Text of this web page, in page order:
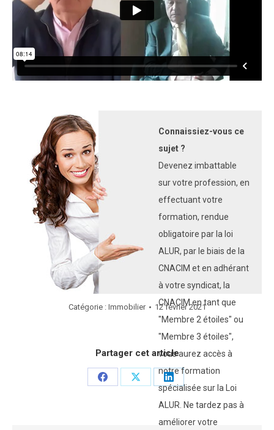
Connaissiez-vous ce
sujet ?
Devenez imbattable
sur votre profession, en
effectuant votre
formation, rendue
obligatoire par la loi
ALUR, par le biais de la
CNACIM et en adhérant
à votre syndicat, la
CNACIM en tant que
"Membre 2 étoiles" ou
"Membre 3 étoiles",
vous aurez accès à
notre formation
spécialisée sur la Loi
ALUR. Ne tardez pas à
améliorer votre
Catégorie : Immobilier 12 février 2021
Partager cet article
PartagerPartagerPartager
sur
LinkedIn